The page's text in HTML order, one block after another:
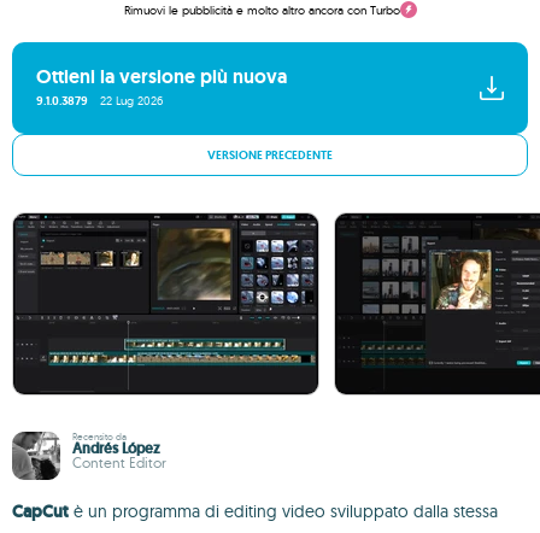
Rimuovi le pubblicità e molto altro ancora con Turbo
Ottieni la versione più nuova
9.1.0.3879 22 Lug 2026
VERSIONE PRECEDENTE
Recensito da
Andrés López
Content Editor
CapCut è un programma di editing video sviluppato dalla stessa